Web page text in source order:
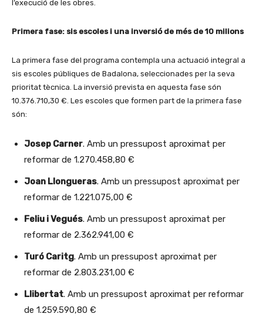
l’execució de les obres.
Primera fase: sis escoles i una inversió de més de 10 milions
La primera fase del programa contempla una actuació integral a
sis escoles públiques de Badalona, seleccionades per la seva
prioritat tècnica. La inversió prevista en aquesta fase són
10.376.710,30 €. Les escoles que formen part de la primera fase
són:
Josep Carner. Amb un pressupost aproximat per
reformar de 1.270.458,80 €
Joan Llongueras. Amb un pressupost aproximat per
reformar de 1.221.075,00 €
Feliu i Vegués. Amb un pressupost aproximat per
reformar de 2.362.941,00 €
Turó Caritg. Amb un pressupost aproximat per
reformar de 2.803.231,00 €
Llibertat. Amb un pressupost aproximat per reformar
de 1.259.590,80 €